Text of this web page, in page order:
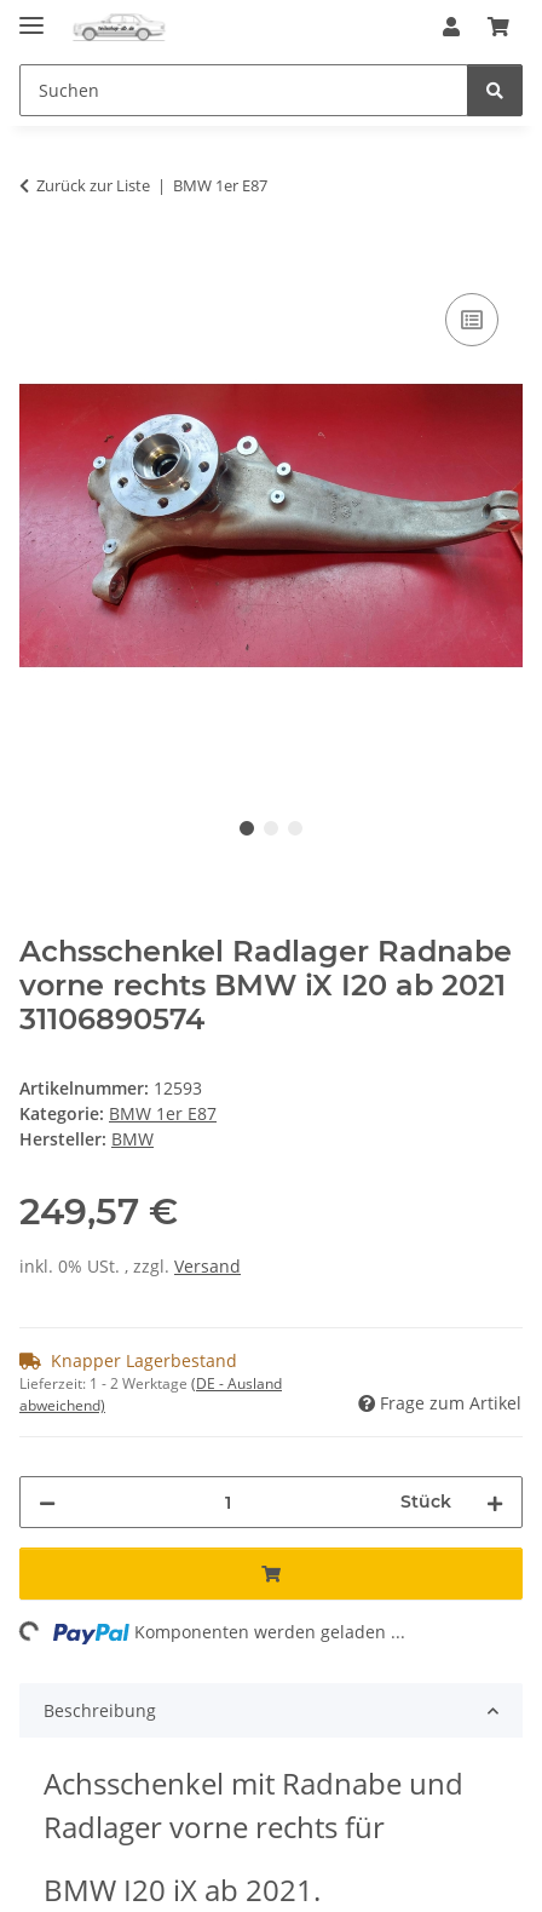
Zurück zur Liste BMW 1er E87
Achsschenkel Radlager Radnabe
vorne rechts BMW iX I20 ab 2021
31106890574
Artikelnummer: 12593
Kategorie: BMW 1er E87
Hersteller: BMW
249,57 €
inkl. 0% USt. , zzgl. Versand
Knapper Lagerbestand
Lieferzeit: 1 - 2 Werktage (DE - Ausland
abweichend)
Frage zum Artikel
Stück
Komponenten werden geladen ...
Beschreibung
Achsschenkel mit Radnabe und
Radlager vorne rechts für
BMW I20 iX ab 2021.